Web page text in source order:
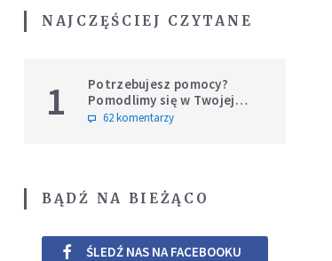
NAJCZĘŚCIEJ CZYTANE
1
Potrzebujesz pomocy?
Pomodlimy się w Twojej
intencji
62 komentarzy
BĄDŹ NA BIEŻĄCO
ŚLEDŹ NAS NA FACEBOOKU